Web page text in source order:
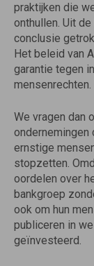
praktijken die
onthullen. Uit
conclusie
Het beleid van
garantie tegen
mensenrechten.
We vragen dan
ondernemingen
ernstige
stopzetten.
oordelen over
bankgroep
ook om hun
publiceren in
geïnvesteerd.